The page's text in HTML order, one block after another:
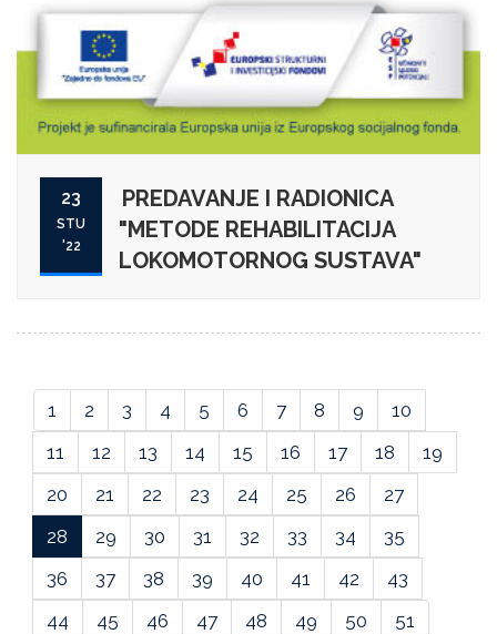
23
STU
'22
PREDAVANJE I RADIONICA
"METODE REHABILITACIJA
LOKOMOTORNOG SUSTAVA"
1 2 3 4 5 6 7 8 9
10
11
12 13 14 15 16 17 18
19
20
21 22 23 24 25 26
27
28
29 30 31 32 33 34
35
36
37 38 39 40 41 42
43
44
45 46 47 48 49 50 51